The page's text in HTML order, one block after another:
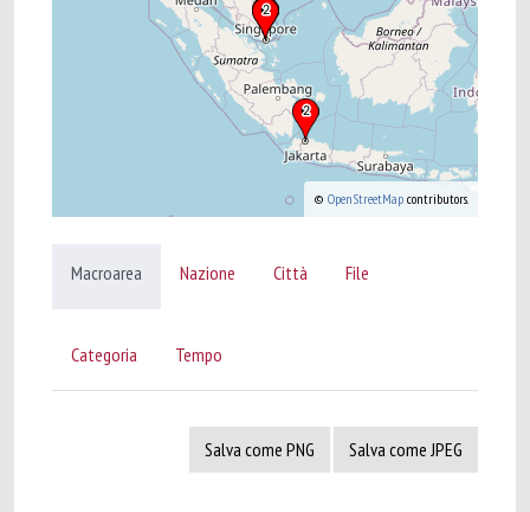
© OpenStreetMap contributors.
Macroarea Nazione Città File
Categoria Tempo
Salva come PNG Salva come JPEG